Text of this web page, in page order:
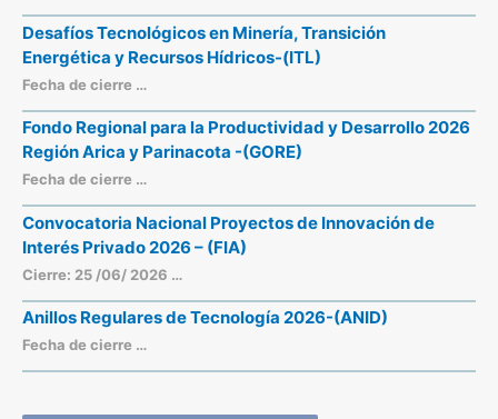
Desafíos Tecnológicos en Minería, Transición
Energética y Recursos Hídricos-(ITL)
Fecha de cierre …
Fondo Regional para la Productividad y Desarrollo 2026
Región Arica y Parinacota -(GORE)
Fecha de cierre …
Convocatoria Nacional Proyectos de Innovación de
Interés Privado 2026 – (FIA)
Cierre: 25 /06/ 2026 …
Anillos Regulares de Tecnología 2026-(ANID)
Fecha de cierre …